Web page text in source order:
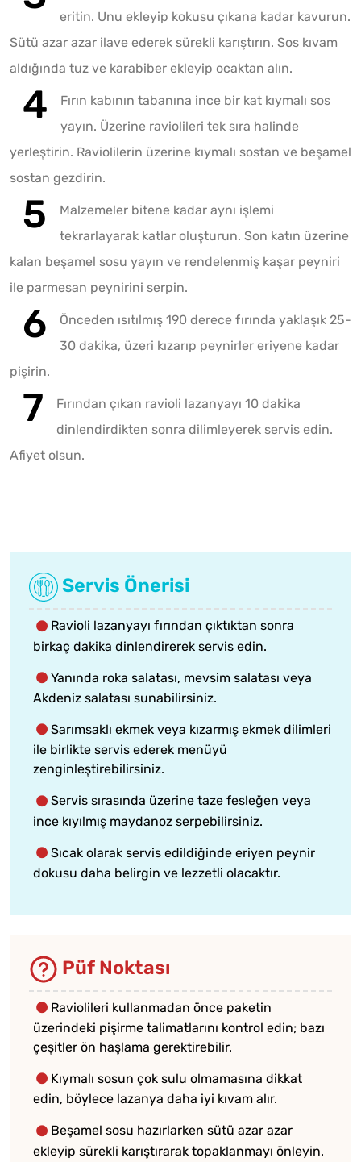
eritin. Unu ekleyip kokusu çıkana kadar kavurun.
Sütü azar azar ilave ederek sürekli karıştırın. Sos kıvam
aldığında tuz ve karabiber ekleyip ocaktan alın.
Fırın kabının tabanına ince bir kat kıymalı sos
yayın. Üzerine raviolileri tek sıra halinde
yerleştirin. Raviolilerin üzerine kıymalı sostan ve beşamel
sostan gezdirin.
Malzemeler bitene kadar aynı işlemi
tekrarlayarak katlar oluşturun. Son katın üzerine
kalan beşamel sosu yayın ve rendelenmiş kaşar peyniri
ile parmesan peynirini serpin.
Önceden ısıtılmış 190 derece fırında yaklaşık 25-
30 dakika, üzeri kızarıp peynirler eriyene kadar
pişirin.
Fırından çıkan ravioli lazanyayı 10 dakika
dinlendirdikten sonra dilimleyerek servis edin.
Afiyet olsun.
Servis Önerisi
Ravioli lazanyayı fırından çıktıktan sonra
birkaç dakika dinlendirerek servis edin.
Yanında roka salatası, mevsim salatası veya
Akdeniz salatası sunabilirsiniz.
Sarımsaklı ekmek veya kızarmış ekmek dilimleri
ile birlikte servis ederek menüyü
zenginleştirebilirsiniz.
Servis sırasında üzerine taze fesleğen veya
ince kıyılmış maydanoz serpebilirsiniz.
Sıcak olarak servis edildiğinde eriyen peynir
dokusu daha belirgin ve lezzetli olacaktır.
Püf Noktası
Raviolileri kullanmadan önce paketin
üzerindeki pişirme talimatlarını kontrol edin; bazı
çeşitler ön haşlama gerektirebilir.
Kıymalı sosun çok sulu olmamasına dikkat
edin, böylece lazanya daha iyi kıvam alır.
Beşamel sosu hazırlarken sütü azar azar
ekleyip sürekli karıştırarak topaklanmayı önleyin.